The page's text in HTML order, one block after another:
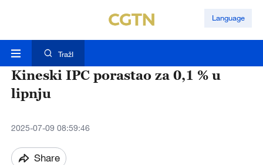
Language
TražI
Kineski IPC porastao za 0,1 % u
lipnju
2025-07-09 08:59:46
Share